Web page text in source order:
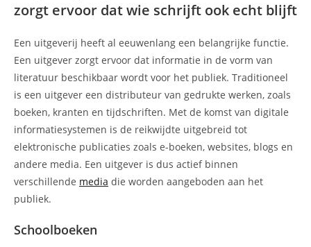
zorgt ervoor dat wie schrijft ook echt blijft
Een uitgeverij heeft al eeuwenlang een belangrijke functie.
Een uitgever zorgt ervoor dat informatie in de vorm van
literatuur beschikbaar wordt voor het publiek. Traditioneel
is een uitgever een distributeur van gedrukte werken, zoals
boeken, kranten en tijdschriften. Met de komst van digitale
informatiesystemen is de reikwijdte uitgebreid tot
elektronische publicaties zoals e-boeken, websites, blogs en
andere media. Een uitgever is dus actief binnen
verschillende media die worden aangeboden aan het
publiek.
Schoolboeken